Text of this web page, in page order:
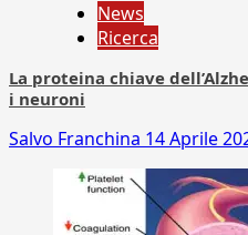
News
Ricerca
La proteina chiave
i neuroni
Salvo Franchina 14 Aprile